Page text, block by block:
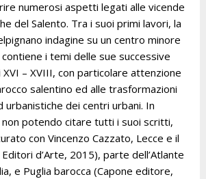
numerosi aspetti legati alle vicende
del Salento. Tra i suoi primi lavori, la
indagine su un centro minore
contiene i temi delle sue successive
– XVIII, con particolare attenzione
salentino ed alle trasformazioni
urbanistiche dei centri urbani. In
potendo citare tutti i suoi scritti,
con Vincenzo Cazzato, Lecce e il
d’Arte, 2015), parte dell’Atlante
e Puglia barocca (Capone editore,